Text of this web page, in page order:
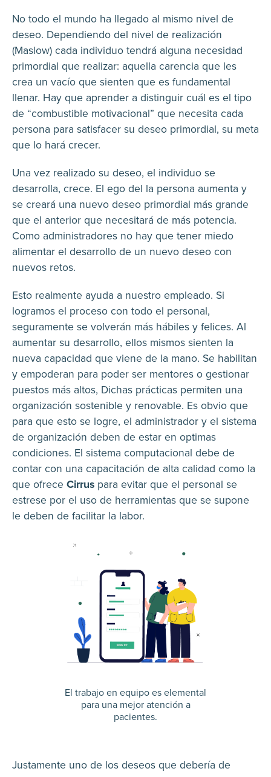
No todo el mundo ha llegado al mismo nivel de
deseo. Dependiendo del nivel de realización
(Maslow) cada individuo tendrá alguna necesidad
primordial que realizar: aquella carencia que les
crea un vacío que sienten que es fundamental
llenar. Hay que aprender a distinguir cuál es el tipo
de “combustible motivacional” que necesita cada
persona para satisfacer su deseo primordial, su meta
que lo hará crecer.
Una vez realizado su deseo, el individuo se
desarrolla, crece. El ego del la persona aumenta y
se creará una nuevo deseo primordial más grande
que el anterior que necesitará de más potencia.
Como administradores no hay que tener miedo
alimentar el desarrollo de un nuevo deseo con
nuevos retos.
Esto realmente ayuda a nuestro empleado. Si
logramos el proceso con todo el personal,
seguramente se volverán más hábiles y felices. Al
aumentar su desarrollo, ellos mismos sienten la
nueva capacidad que viene de la mano. Se habilitan
y empoderan para poder ser mentores o gestionar
puestos más altos, Dichas prácticas permiten una
organización sostenible y renovable. Es obvio que
para que esto se logre, el administrador y el sistema
de organización deben de estar en optimas
condiciones. El sistema computacional debe de
contar con una capacitación de alta calidad como la
que ofrece Cirrus para evitar que el personal se
estrese por el uso de herramientas que se supone
le deben de facilitar la labor.
El trabajo en equipo es elemental
para una mejor atención a
pacientes.
Justamente uno de los deseos que debería de